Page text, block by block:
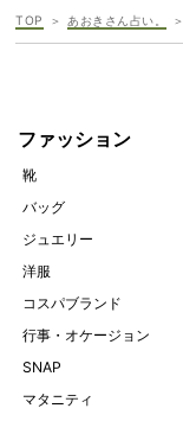
TOP あおきさん占い。
ファッション
靴
バッグ
ジュエリー
洋服
コスパブランド
行事・オケージョン
SNAP
マタニティ